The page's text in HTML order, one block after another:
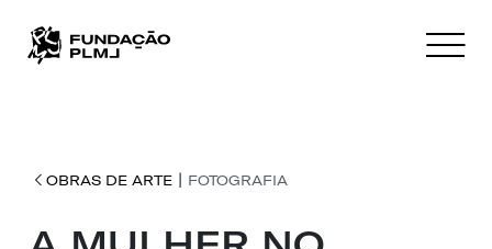
OBRAS DE ARTE| FOTOGRAFIA